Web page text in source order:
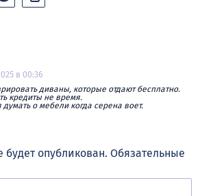
в 00:36
диваны, которые отдают бесплатно.
кредиты не время.
о мебели когда серена воет.
опубликован. Обязательные